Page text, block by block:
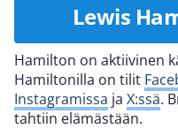
Lewis
Hamilton on aktiivinen
Hamiltonilla on tilit
Instagramissa ja X:ssä.
tahtiin elämästään.